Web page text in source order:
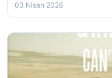
03 Nisan 2026